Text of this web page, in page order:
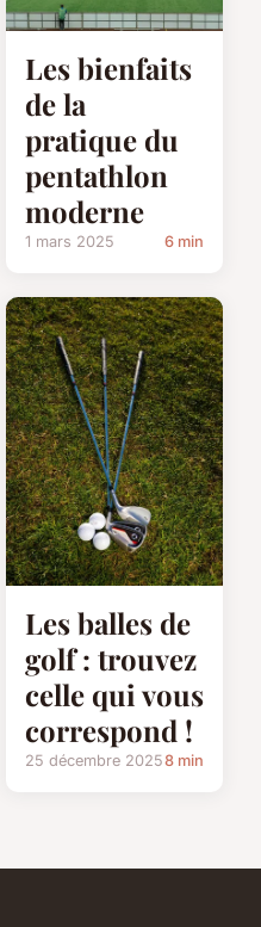
Les bienfaits
de la
pratique du
pentathlon
moderne
1 mars 2025 6 min
Les balles de
golf : trouvez
celle qui vous
correspond !
25 décembre 20258 min